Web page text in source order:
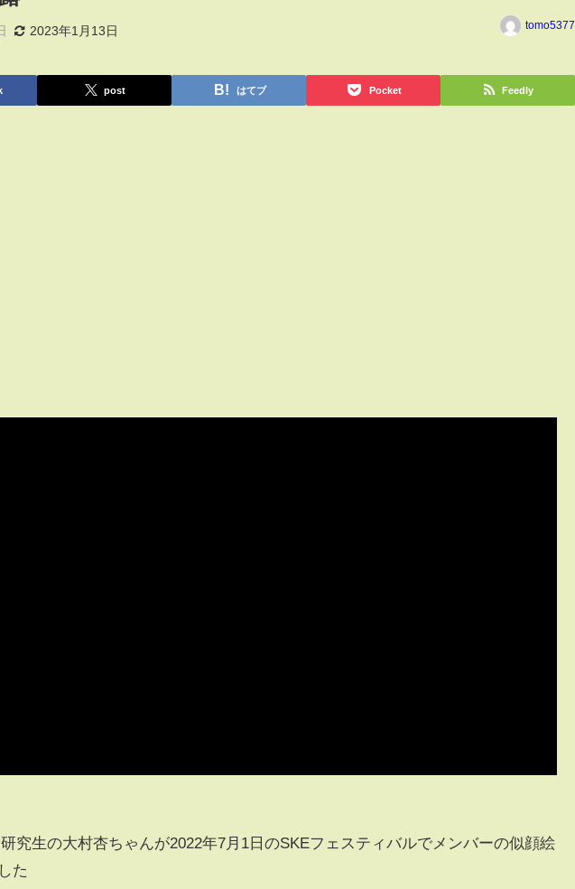
2023年1月13日 tomo5377
post はてブ Pocket Feedly
研究生の大村杏ちゃんが2022年7月1日のSKEフェスティバルでメンバーの似顔絵
た